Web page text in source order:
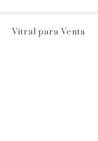
Vitral para Venta